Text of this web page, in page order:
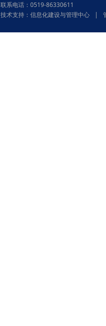
联系电话：0519-86330611
技术支持： 信息化建设与管理中心 |